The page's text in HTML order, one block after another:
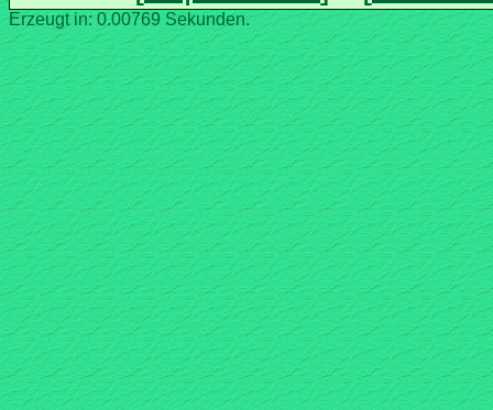
Erzeugt in: 0.00769 Sekunden.